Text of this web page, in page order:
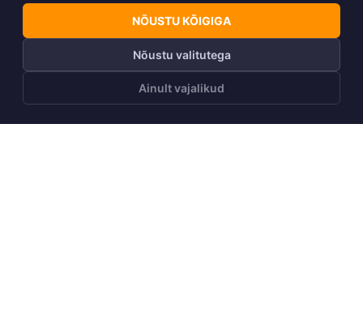
NÕUSTU KÕIGIGA
Nõustu valitutega
Ainult vajalikud